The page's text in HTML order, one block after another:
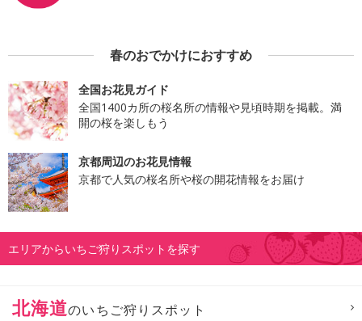
春のおでかけにおすすめ
全国お花見ガイド
全国1400カ所の桜名所の情報や見頃時期を掲載。満
開の桜を楽しもう
京都周辺のお花見情報
京都で人気の桜名所や桜の開花情報をお届け
エリアからいちご狩りスポットを探す
北海道のいちご狩りスポット